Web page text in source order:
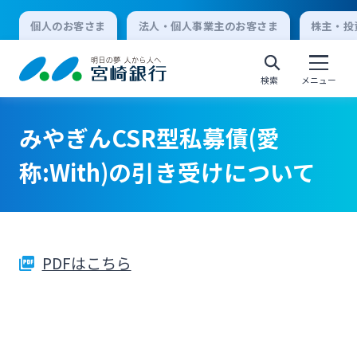
個人のお客さま 法人・個人事業主のお客さま 株主・
検索 メニュー
個人向けインターネットバンキング
ログオン
法人向けインターネットバンキング
みやぎんCSR型私募債(愛
称:With)の引き受けについて
PDFはこちら